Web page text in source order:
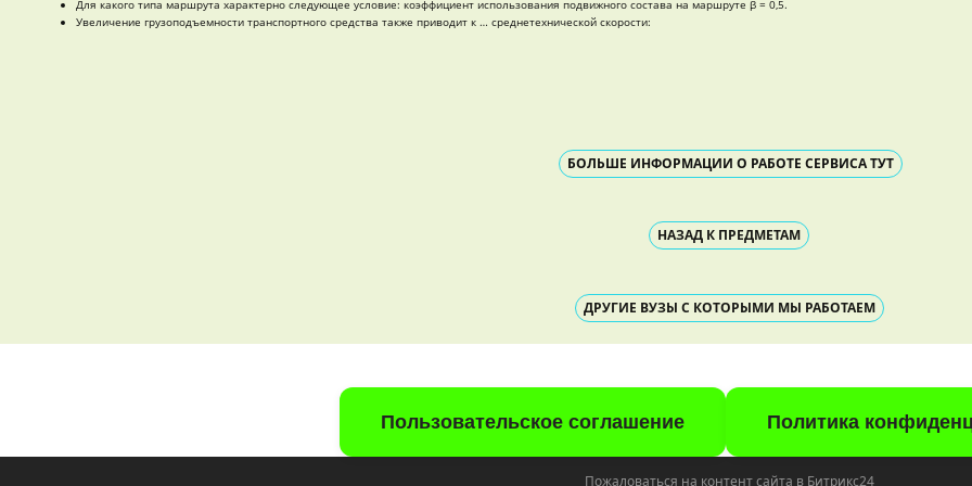
Для какого типа маршрута характерно следующее условие: коэффициент использования подвижного состава на маршруте β = 0,5.
Увеличение грузоподъемности транспортного средства также приводит к … среднетехнической скорости:
БОЛЬШЕ ИНФОРМАЦИИ О РАБОТЕ СЕРВИСА ТУТ
НАЗАД К ПРЕДМЕТАМ
ДРУГИЕ ВУЗЫ С КОТОРЫМИ МЫ РАБОТАЕМ
Пользовательское соглашение Политика
Пожаловаться на контент cайта в Битрикс24